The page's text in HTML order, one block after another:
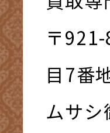
〒
⽬7番
ムサ